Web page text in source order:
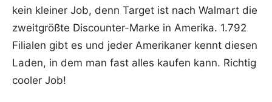
kein kleiner Job, denn Target ist nach Walmart die
zweitgrößte Discounter-Marke in Amerika. 1.792
Filialen gibt es und jeder Amerikaner kennt diesen
Laden, in dem man fast alles kaufen kann. Richtig
cooler Job!